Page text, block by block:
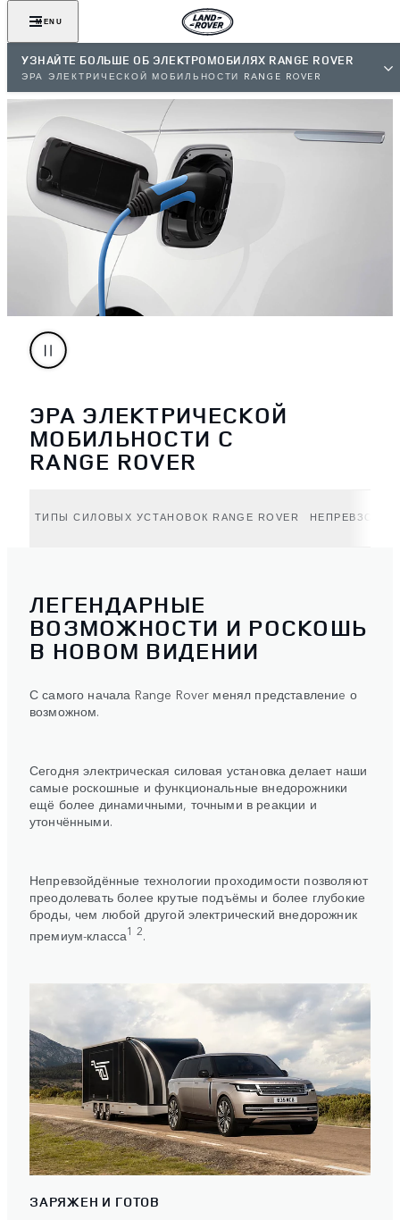
MENU
УЗНАЙТЕ БОЛЬШЕ ОБ ЭЛЕКТРОМОБИЛЯХ RANGE ROVER
ЭРА ЭЛЕКТРИЧЕСКОЙ МОБИЛЬНОСТИ RANGE ROVER
ЭРА ЭЛЕКТРИЧЕСКОЙ
МОБИЛЬНОСТИ С
RANGE ROVER
ТИПЫ СИЛОВЫХ УСТАНОВОК RANGE ROVER
ЛЕГЕНДАРНЫЕ
ВОЗМОЖНОСТИ И РОСКОШЬ
В НОВОМ ВИДЕНИИ
С самого начала Range Rover менял представлениe о
возможном.
Сегодня электрическая силовая установка делает наши
самые роскошные и функциональные внедорожники
ещё более динамичными, точными в реакции и
утончёнными.
Непревзойдённые технологии проходимости позволяют
преодолевать более крутые подъёмы и более глубокие
броды, чем любой другой электрический внедорожник
премиум-класса1 2.
ЗАРЯЖЕН И ГОТОВ